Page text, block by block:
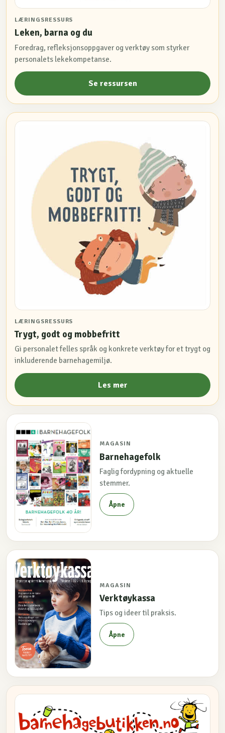
LÆRINGSRESSURS
Leken, barna og du
Foredrag, refleksjonsoppgaver og verktøy som styrker
personalets lekekompetanse.
Se ressursen
LÆRINGSRESSURS
Trygt, godt og mobbefritt
Gi personalet felles språk og konkrete verktøy for et trygt og
inkluderende barnehagemiljø.
Les mer
MAGASIN
Barnehagefolk
Faglig fordypning og aktuelle
stemmer.
Åpne
MAGASIN
Verktøykassa
Tips og ideer til praksis.
Åpne